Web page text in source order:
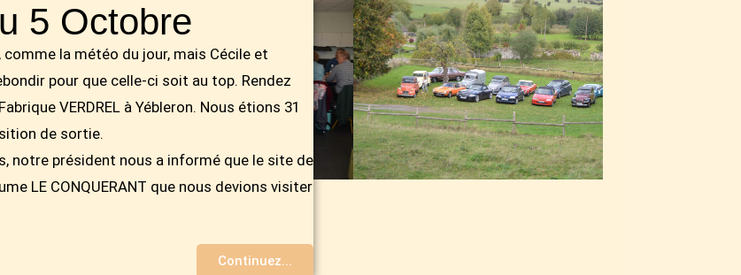
5 Octobre
la météo du jour, mais Cécile et
pour que celle-ci soit au top. Rendez
VERDREL à Yébleron. Nous étions 31
de sortie.
notre président nous a informé que le site de
LE CONQUERANT que nous devions visiter
Continuez...